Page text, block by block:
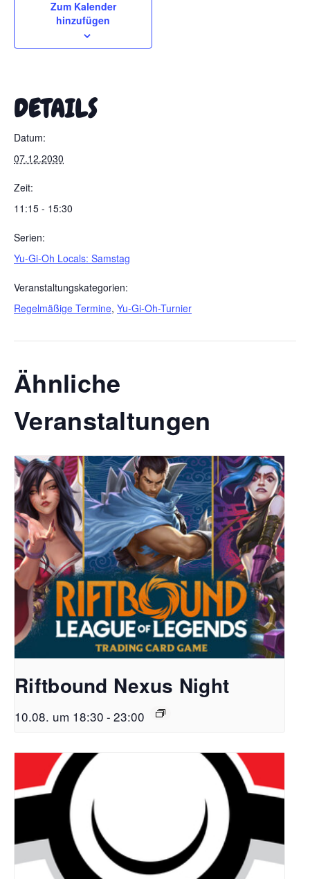
Zum Kalender
hinzufügen
DETAILS
Datum:
07.12.2030
Zeit:
11:15 - 15:30
Serien:
Yu-Gi-Oh Locals: Samstag
Veranstaltungskategorien:
Regelmäßige Termine, Yu-Gi-Oh-Turnier
Ähnliche
Veranstaltungen
Riftbound Nexus Night
10.08. um 18:30 - 23:00